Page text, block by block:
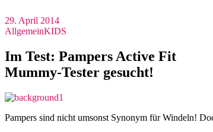
29. April 2014
AllgemeinKIDS
Im Test: Pampers Active Fit
Mummy-Tester gesucht!
Pampers sind nicht umsonst Synonym für Windeln!